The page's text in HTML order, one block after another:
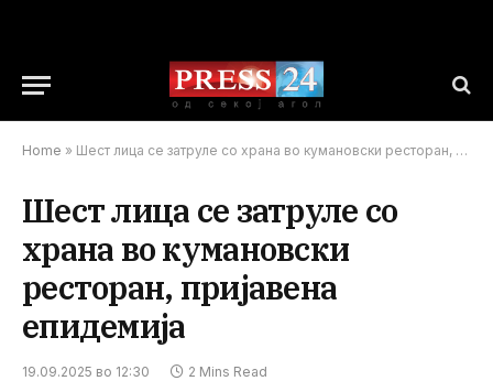
Home » Шест лица се затруле со храна во кумановски ресторан, пријавена епидемија
Шест лица се затруле со
храна во кумановски
ресторан, пријавена
епидемија
19.09.2025 во 12:30 2 Mins Read